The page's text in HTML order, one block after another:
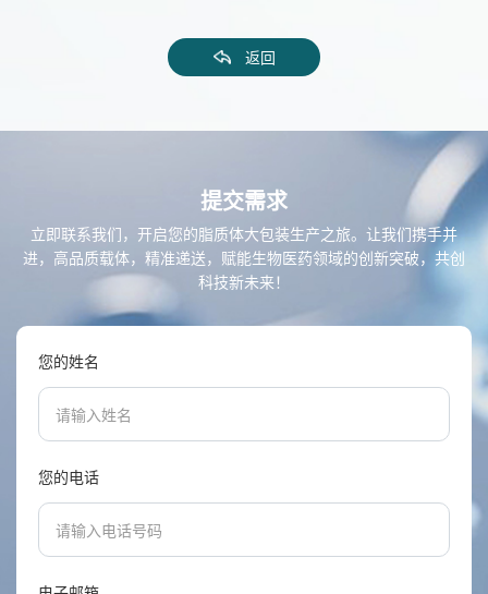
返回
提交需求
立即联系我们，开启您的脂质体大包装生产之旅。让我们携手并
进，高品质载体，精准递送，赋能生物医药领域的创新突破，共创
科技新未来！
您的姓名
您的电话